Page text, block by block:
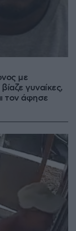
με
γυναίκες,
τον άφησε